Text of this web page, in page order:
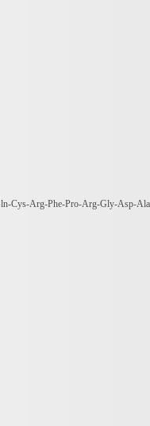
Cys-Arg-Phe-Pro-Arg-Gly-Asp-